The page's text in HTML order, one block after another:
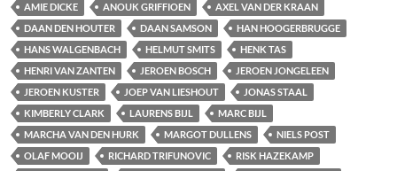
AMIE DICKE ANOUK GRIFFIOEN
AXEL VAN DER KRAAN
DAAN DEN HOUTER
DAAN SAMSON
HAN HOOGERBRUGGE
HANS WALGENBACH
HELMUT SMITS
HENK TAS
HENRI VAN ZANTEN
JEROEN BOSCH
JEROEN JONGELEEN
JEROEN KUSTER
JOEP VAN LIESHOUT
JONAS STAAL
KIMBERLY CLARK
LAURENS BIJL
MARC BIJL
MARCHA VAN DEN HURK
MARGOT DULLENS
NIELS POST
OLAF MOOIJ
RICHARD TRIFUNOVIC
RISK HAZEKAMP